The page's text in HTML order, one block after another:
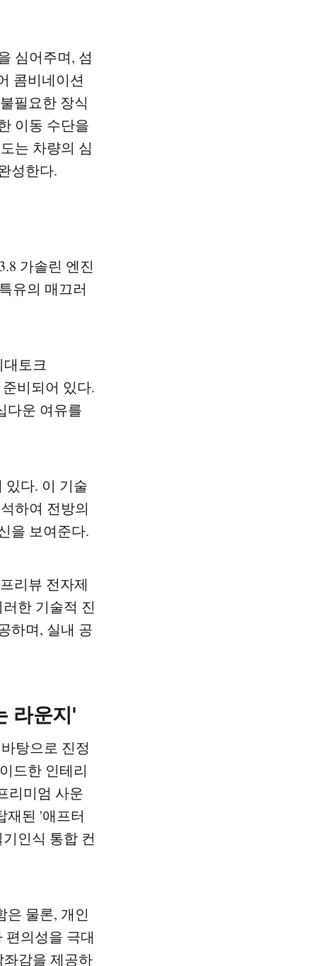
심어주며, 섬
콤비네이션
필요한 장식
이동 수단을
는 차량의 심
성한다.
가솔린 엔진
유의 매끄러
토크
비되어 있다.
다운 여유를
있다. 이 기술
하여 전방의
을 보여준다.
리뷰 전자제
한 기술적 진
하며, 실내 공
라운지'
탕으로 진정
드한 인테리
리미엄 사운
재된 '애프터
인식 통합 컨
은 물론, 개인
의성을 극대
감을 제공하